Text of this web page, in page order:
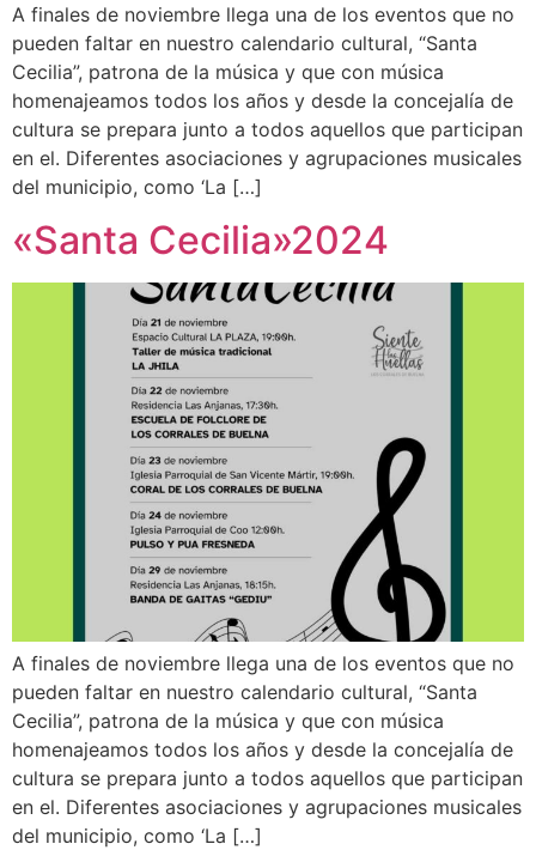
A finales de noviembre llega una de los eventos que no
pueden faltar en nuestro calendario cultural, “Santa
Cecilia”, patrona de la música y que con música
homenajeamos todos los años y desde la concejalía de
cultura se prepara junto a todos aquellos que participan
en el. Diferentes asociaciones y agrupaciones musicales
del municipio, como ‘La […]
«Santa Cecilia»2024
A finales de noviembre llega una de los eventos que no
pueden faltar en nuestro calendario cultural, “Santa
Cecilia”, patrona de la música y que con música
homenajeamos todos los años y desde la concejalía de
cultura se prepara junto a todos aquellos que participan
en el. Diferentes asociaciones y agrupaciones musicales
del municipio, como ‘La […]